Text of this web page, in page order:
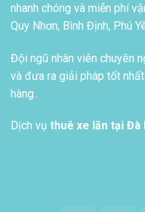
nhanh chóng và miễn phí
Quy Nhơn, Bình Định, Phú
Đội ngũ nhân viên chuyên
và đưa ra giải pháp tốt
hàng..
Dịch vụ thuê xe lăn tại Đà